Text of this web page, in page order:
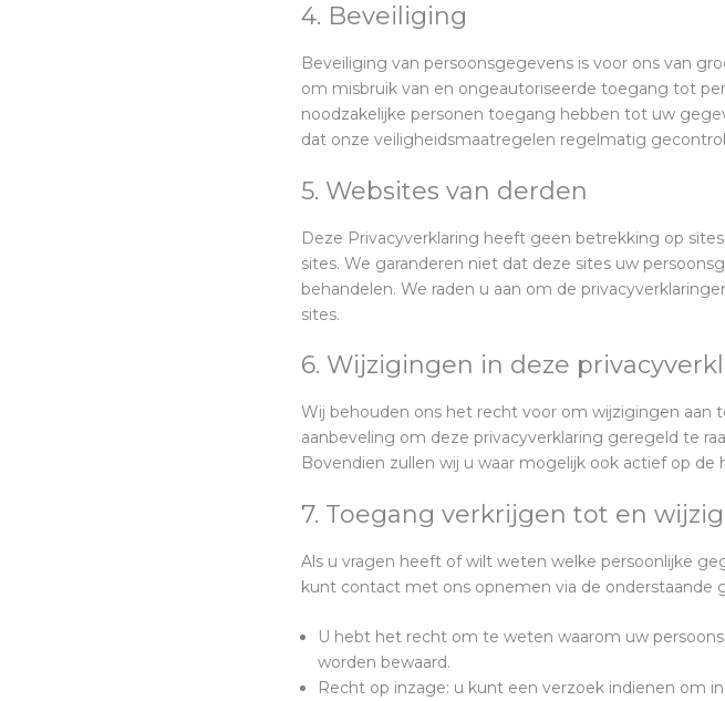
4. Beveiliging
Beveiliging van persoonsgegevens is voor ons van
om misbruik van en ongeautoriseerde toegang tot
noodzakelijke personen toegang hebben tot uw
dat onze veiligheidsmaatregelen regelmatig
5. Websites van derden
Deze Privacyverklaring heeft geen betrekking op
sites. We garanderen niet dat deze sites uw
behandelen. We raden u aan om de
sites.
6. Wijzigingen in deze
Wij behouden ons het recht voor om wijzigingen aan
aanbeveling om deze privacyverklaring geregeld te
Bovendien zullen wij u waar mogelijk ook actief op de
7. Toegang verkrijgen tot en
Als u vragen heeft of wilt weten welke persoonlijke
kunt contact met ons opnemen via de onderstaande
U hebt het recht om te weten waarom uw
worden bewaard.
Recht op inzage: u kunt een verzoek indienen om